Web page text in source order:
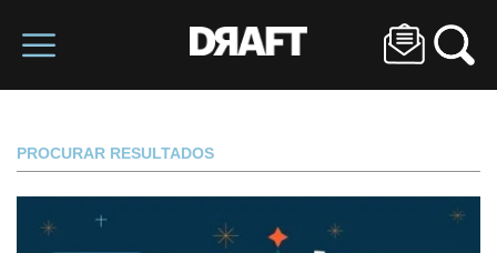
PROCURAR RESULTADOS